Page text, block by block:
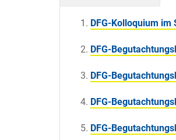
DFG-Kolloquium
DFG-
DFG-
DFG-
DFG-